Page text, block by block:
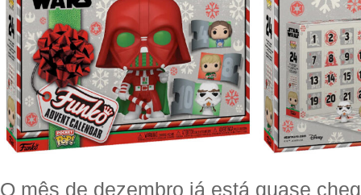
O mês de dezembro já está quase